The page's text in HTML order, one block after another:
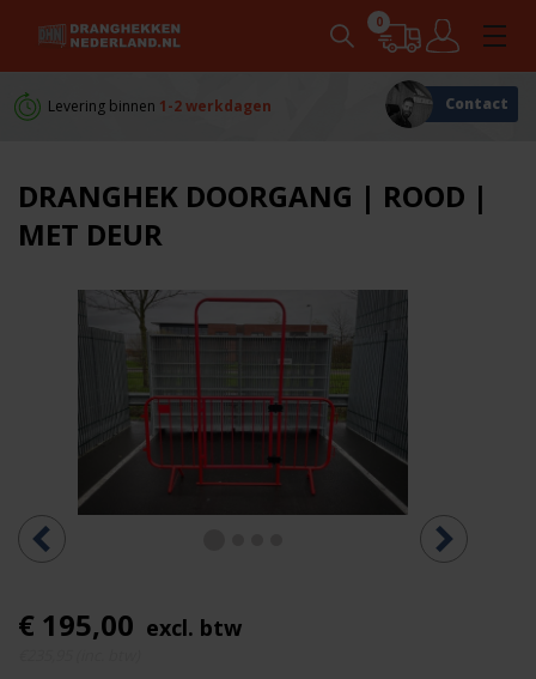
0
Levering binnen 1-2 werkdagen Persoonlijkadvies
Contact
DRANGHEK DOORGANG | ROOD |
MET DEUR
€ 195,00 excl. btw